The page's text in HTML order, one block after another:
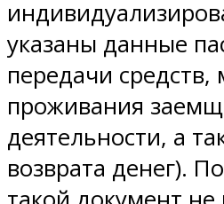
указаны данные
передачи средств,
проживания
деятельности, а
возврата денег).